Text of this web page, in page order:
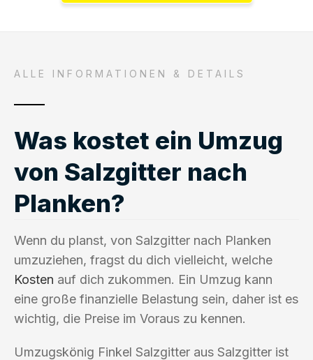
ALLE INFORMATIONEN & DETAILS
Was kostet ein Umzug
von Salzgitter nach
Planken?
Wenn du planst, von Salzgitter nach Planken
umzuziehen, fragst du dich vielleicht, welche
Kosten auf dich zukommen. Ein Umzug kann
eine große finanzielle Belastung sein, daher ist es
wichtig, die Preise im Voraus zu kennen.
Umzugskönig Finkel Salzgitter aus Salzgitter ist